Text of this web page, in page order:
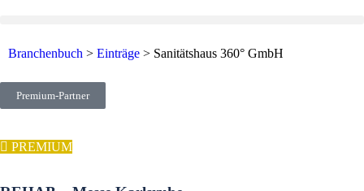
Branchenbuch > Einträge > Sanitätshaus 360° GmbH
Premium-Partner
PREMIUM